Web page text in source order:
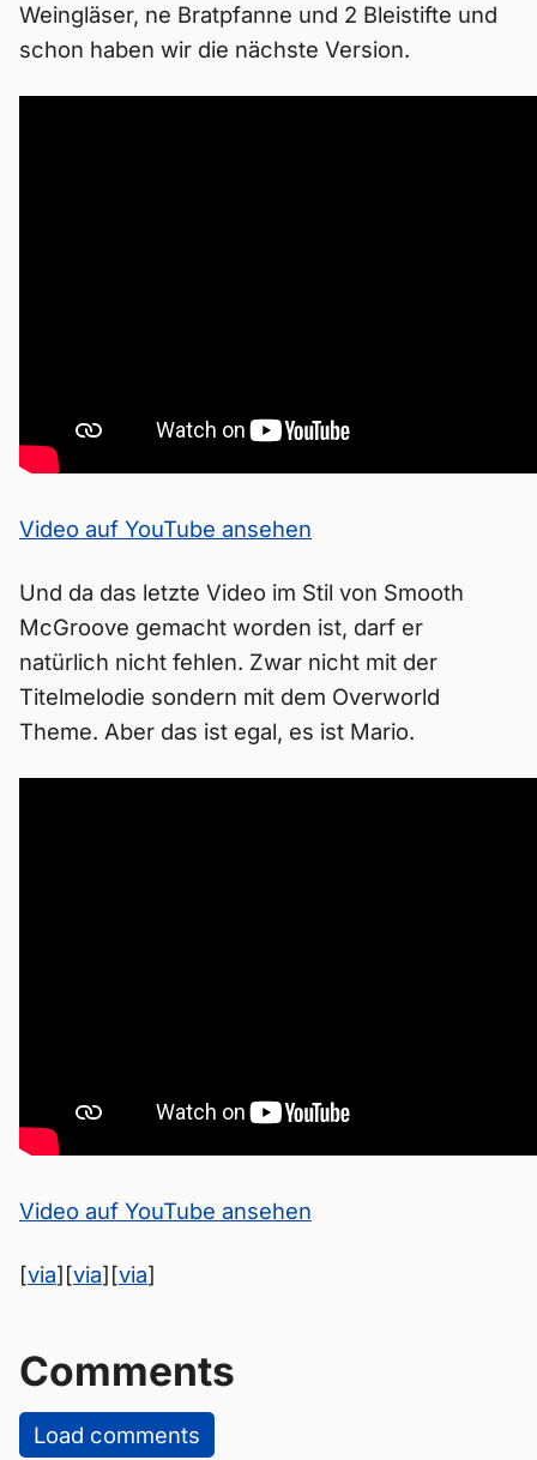
Weingläser, ne Bratpfanne und 2 Bleistifte und
schon haben wir die nächste Version.
Video auf YouTube ansehen
Und da das letzte Video im Stil von Smooth
McGroove gemacht worden ist, darf er
natürlich nicht fehlen. Zwar nicht mit der
Titelmelodie sondern mit dem Overworld
Theme. Aber das ist egal, es ist Mario.
Video auf YouTube ansehen
[via][via][via]
Comments
Load comments